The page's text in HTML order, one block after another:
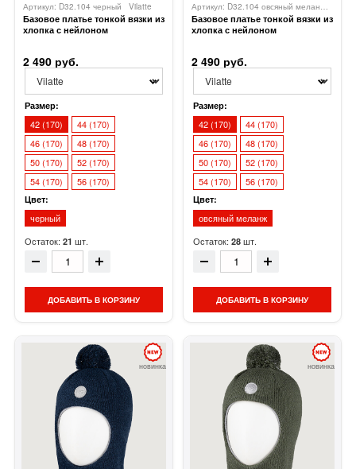
Базовое платье тонкой вязки из
хлопка с нейлоном
Артикул: D32.104 черный Vilatte
2 490 руб.
Размер:
42 (170)
44 (170)
46 (170)
48 (170)
50 (170)
52 (170)
54 (170)
56 (170)
Цвет:
черный
Остаток: 21 шт.
ДОБАВИТЬ В КОРЗИНУ
Базовое платье тонкой вязки из
хлопка с нейлоном
Артикул: D32.104 овсяный меланж
2 490 руб.
Размер:
42 (170)
44 (170)
46 (170)
48 (170)
50 (170)
52 (170)
54 (170)
56 (170)
Цвет:
овсяный меланж
Остаток: 28 шт.
ДОБАВИТЬ В КОРЗИНУ
новинка новинка